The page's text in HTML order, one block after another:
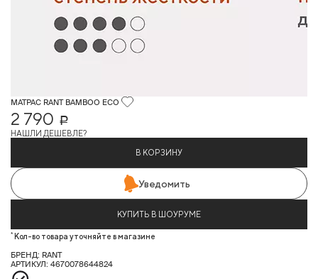
МАТРАС RANT BAMBOO ECO
2 790
Р
НАШЛИ ДЕШЕВЛЕ?
В КОРЗИНУ
Уведомить
КУПИТЬ В ШОУРУМЕ
* Кол-во товара уточняйте в магазине
БРЕНД: RANT
АРТИКУЛ: 4670078644824